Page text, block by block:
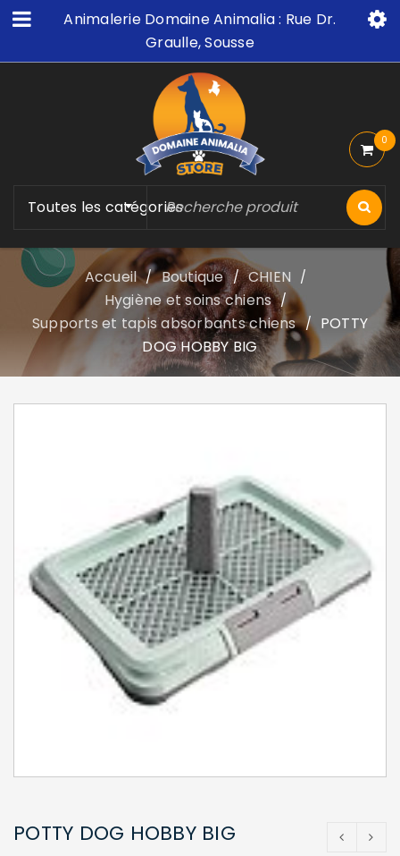
Animalerie Domaine Animalia : Rue Dr.
Graulle, Sousse
Toutes les catégories
0
Accueil / Boutique / CHIEN /
Hygiène et soins chiens /
Supports et tapis absorbants chiens / POTTY
DOG HOBBY BIG
POTTY DOG HOBBY BIG